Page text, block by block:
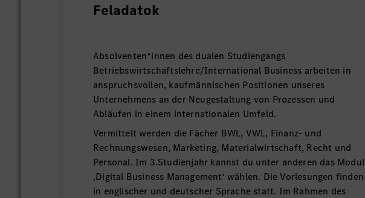
Feladatok
Absolventen*innen des dualen Studiengangs
Betriebswirtschaftslehre/International Business arbeiten in
anspruchsvollen, kaufmännischen Positionen unseres
Unternehmens an der Neugestaltung von Prozessen und
Abläufen in einem internationalen Umfeld.
Vermittelt werden die Fächer BWL, VWL, Finanz- und
Rechnungswesen, Marketing, Materialwirtschaft, Recht und
Personal. Im 3.Studienjahr kannst du unter anderen das Modul
‚Digital Business Management‘ wählen. Die Vorlesungen finden
in englischer und deutscher Sprache statt. Im Rahmen des